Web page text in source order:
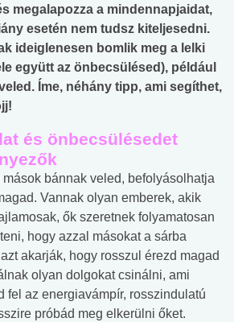
megalapozza a mindennapjaidat,
esetén nem tudsz kiteljesedni.
ideiglenesen bomlik meg a lelki
együtt az önbecsülésed), például
Íme, néhány tipp, ami segíthet,
és önbecsülésedet
bánnak veled, befolyásolhatja
Vannak olyan emberek, akik
ők szeretnek folyamatosan
hogy azzal másokat a sárba
akarják, hogy rosszul érezd magad
olyan dolgokat csinálni, ami
fel az energiavámpír, rosszindulatú
próbád meg elkerülni őket.